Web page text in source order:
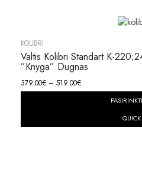
KOLIBRI
Valtis Kolibri Standart K-
”knyga” Dugnas
379.00€ – 519.00€